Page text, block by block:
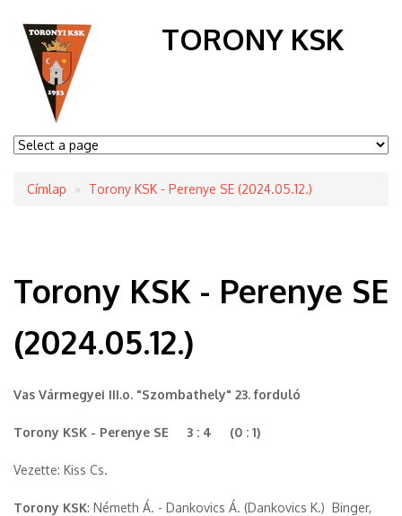
TORONY KSK
Morzsa
Címlap Torony KSK - Perenye SE (2024.05.12.)
Torony KSK - Perenye SE
(2024.05.12.)
Vas Vármegyei III.o. "Szombathely" 23. forduló
Torony KSK - Perenye SE 3 : 4 (0 : 1)
Vezette: Kiss Cs.
Torony KSK: Németh Á. - Dankovics Á. (Dankovics K.) Binger,